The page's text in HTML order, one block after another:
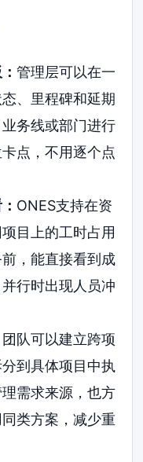
管理层可以在一
、里程碑和延期
务线或部门进行
点，不用逐个点
ONES支持在资
目上的工时占用
，能直接看到成
行时出现人员冲
团队可以建立跨项
到具体项目中执
需求来源，也方
类方案，减少重